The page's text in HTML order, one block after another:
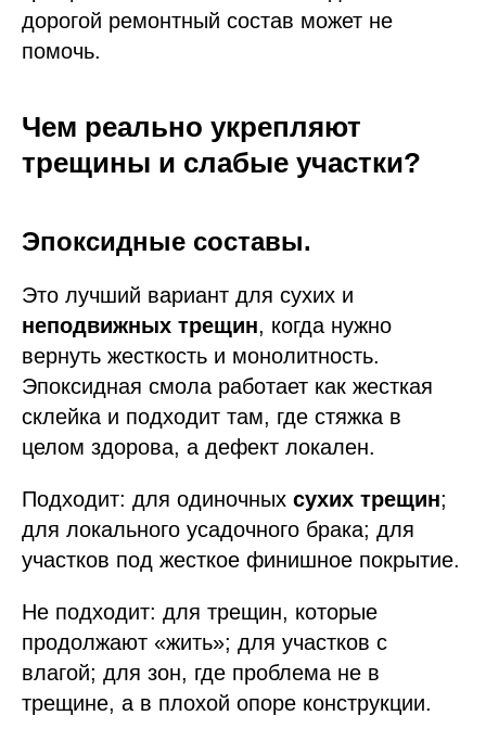
дорогой ремонтный состав может не
помочь.
Чем реально укрепляют
трещины и слабые участки?
Эпоксидные составы.
Это лучший вариант для сухих и
неподвижных трещин, когда нужно
вернуть жесткость и монолитность.
Эпоксидная смола работает как жесткая
склейка и подходит там, где стяжка в
целом здорова, а дефект локален.
Подходит: для одиночных сухих трещин;
для локального усадочного брака; для
участков под жесткое финишное покрытие.
Не подходит: для трещин, которые
продолжают «жить»; для участков с
влагой; для зон, где проблема не в
трещине, а в плохой опоре конструкции.